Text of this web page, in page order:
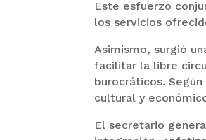
Este esfuerzo
los servicios
Asimismo, surgió
facilitar la libre
burocráticos.
cultural y
El secretario